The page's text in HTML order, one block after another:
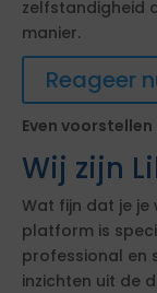
zelfstandigheid
manier.
Reageer
Even voorstellen
Wij zijn
Wat fijn dat je je
platform is
professional en
inzichten uit de